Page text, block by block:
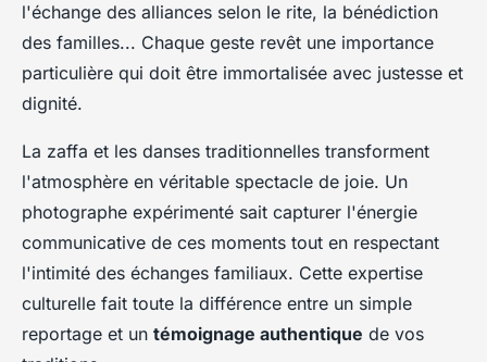
l'échange des alliances selon le rite, la bénédiction
des familles... Chaque geste revêt une importance
particulière qui doit être immortalisée avec justesse et
dignité.
La zaffa et les danses traditionnelles transforment
l'atmosphère en véritable spectacle de joie. Un
photographe expérimenté sait capturer l'énergie
communicative de ces moments tout en respectant
l'intimité des échanges familiaux. Cette expertise
culturelle fait toute la différence entre un simple
reportage et un témoignage authentique de vos